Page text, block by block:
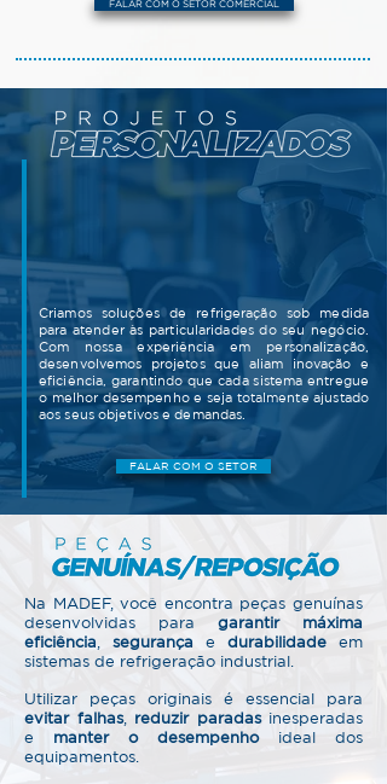
FALAR COM O SETOR COMERCIAL
Criamos soluções de refrigeração sob medida
para atender às particularidades do seu negócio.
Com nossa experiência em personalização,
desenvolvemos projetos que aliam inovação e
eficiência, garantindo que cada sistema entregue
o melhor desempenho e seja totalmente ajustado
aos seus objetivos e demandas.
FALAR COM O SETOR
Na MADEF, você encontra peças genuínas
desenvolvidas para garantir máxima
eficiência, segurança e durabilidade em
sistemas de refrigeração industrial.​
Utilizar peças originais é essencial para
evitar falhas, reduzir paradasinesperadas
e manter o desempenhoideal dos
equipamentos.​